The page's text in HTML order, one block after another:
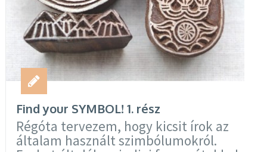
Find your SYMBOL! 1. rész
Régóta tervezem, hogy kicsit írok az
általam használt szimbólumokról.